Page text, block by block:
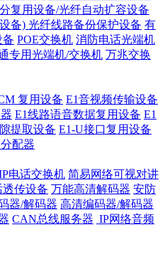
复用设备/光纤自动扩容设备
备) 光纤线路备份保护设备 有
备 POE交换机 消防电话光端机
专用光端机/交换机 万兆交换
复用设备 E1音视频传输设备
E1线路语音数据复用设备 E1
提取设备 E1-U接口复用设备
配器
电话交换机 简易网络可视对讲
透传设备 万能高清解码器 安防
器/解码器 高清编码器/解码器
CAN总线服务器 IP网络音频